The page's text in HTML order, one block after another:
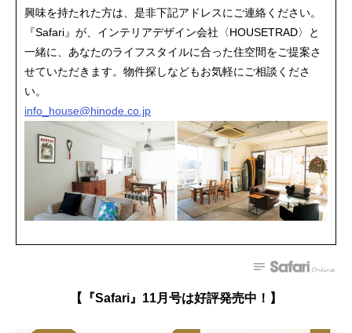
興味を持たれた方は、是非下記アドレスにご連絡ください。
『Safari』が、インテリアデザイン会社〈HOUSETRAD〉と
一緒に、あなたのライフスタイルに合った住空間をご提案さ
せていただきます。物件探しなどもお気軽にご相談くださ
い。
info_house@hinode.co.jp
【『Safari』11月号は好評発売中！】